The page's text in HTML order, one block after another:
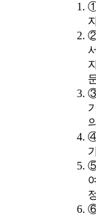
①
②
③
④
⑤
⑥